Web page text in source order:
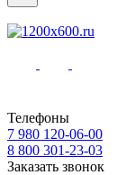
Телефоны
7 980 120-06-00
8 800 301-23-03
Заказать звонок